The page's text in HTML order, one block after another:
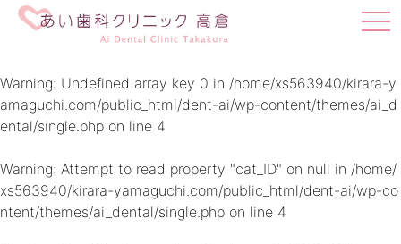
t
l
e
g
Warning: Undefined array key 0 in /home/xs563940/kirara-y
amaguchi.com/public_html/dent-ai/wp-content/themes/ai_d
ental/single.php on line 4
Warning: Attempt to read property "cat_ID" on null in /home/
xs563940/kirara-yamaguchi.com/public_html/dent-ai/wp-co
ntent/themes/ai_dental/single.php on line 4